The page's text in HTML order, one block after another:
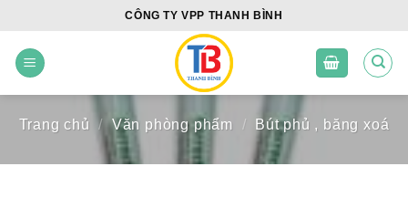
content
CÔNG TY VPP THANH BÌNH
Trang chủ / Văn phòng phẩm / Bút phủ , băng xoá